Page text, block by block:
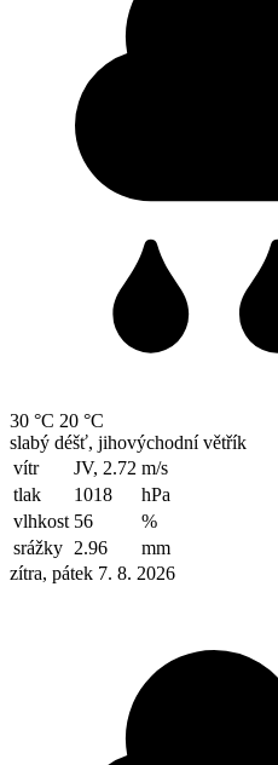
30 °C 20 °C
slabý déšť, jihovýchodní větřík
vítr
JV, 2.72 m/s
tlak
1018
hPa
vlhkost 56
%
srážky 2.96
mm
zítra, pátek 7. 8. 2026